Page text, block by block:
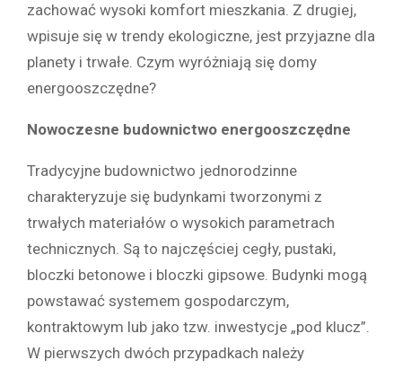
zachować wysoki komfort mieszkania. Z drugiej,
wpisuje się w trendy ekologiczne, jest przyjazne dla
planety i trwałe. Czym wyróżniają się domy
energooszczędne?
Nowoczesne budownictwo energooszczędne
Tradycyjne budownictwo jednorodzinne
charakteryzuje się budynkami tworzonymi z
trwałych materiałów o wysokich parametrach
technicznych. Są to najczęściej cegły, pustaki,
bloczki betonowe i bloczki gipsowe. Budynki mogą
powstawać systemem gospodarczym,
kontraktowym lub jako tzw. inwestycje „pod klucz”.
W pierwszych dwóch przypadkach należy